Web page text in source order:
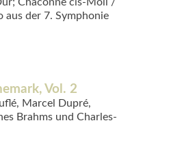
aus der 7. Symphonie
Vol. 2
Marcel Dupré,
Brahms und Charles-